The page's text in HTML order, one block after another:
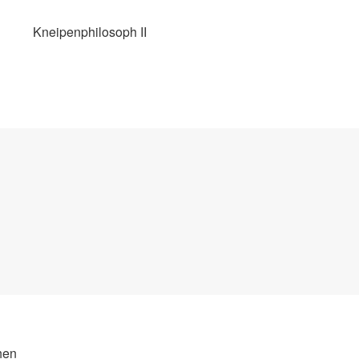
Kneipenphilosoph II